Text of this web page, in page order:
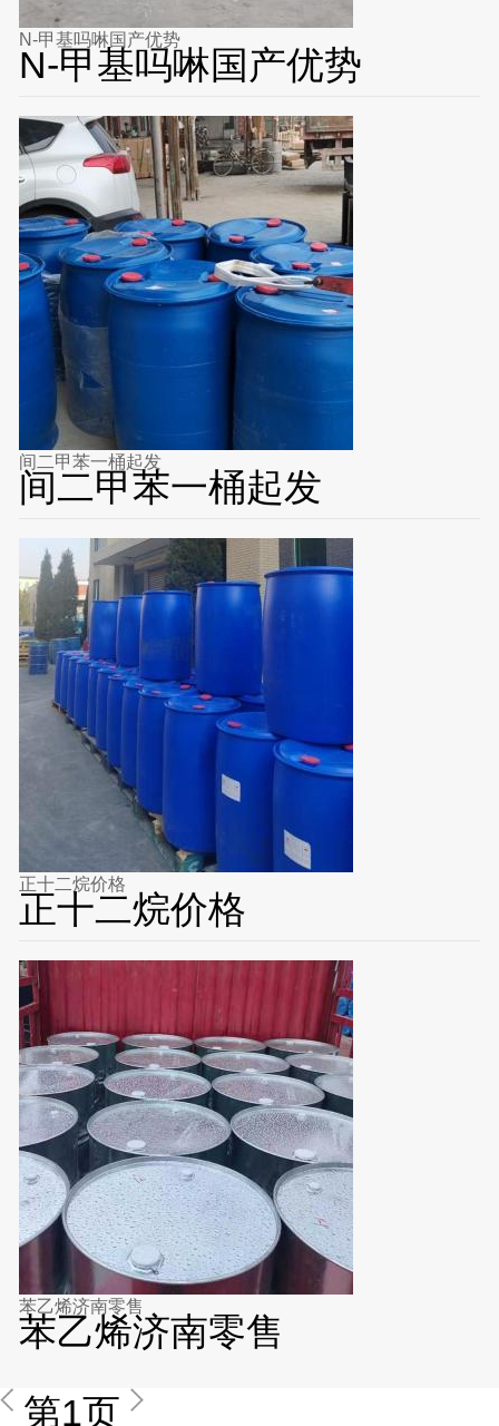
N-甲基吗啉国产优势
N-甲基吗啉国产优势
间二甲苯一桶起发
间二甲苯一桶起发
正十二烷价格
正十二烷价格
苯乙烯济南零售
苯乙烯济南零售
第1页